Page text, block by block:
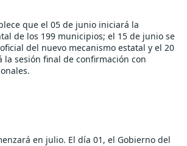
que el 05 de junio iniciará la
de los 199 municipios; el 15 de junio se
del nuevo mecanismo estatal y el 20
la sesión final de confirmación con
en julio. El día 01, el Gobierno del